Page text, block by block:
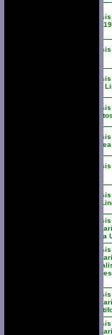
Cogn.
effusa
(Sw.)
Ionopsis
latifolia
Ionopsis
Ionopsis
Ionopsis